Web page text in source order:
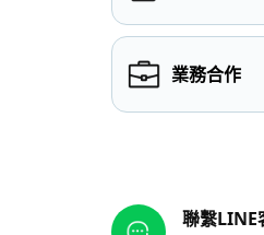
業務合作
聯繫LINE